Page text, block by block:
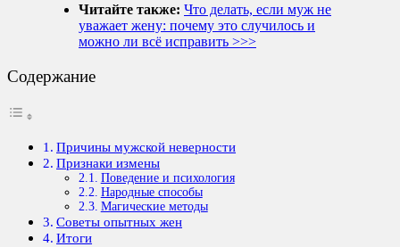
Читайте также: Что делать, если муж не
уважает жену: почему это случилось и
можно ли всё исправить >>>
Содержание
Причины мужской неверности
Признаки измены
Поведение и психология
Народные способы
Магические методы
Советы опытных жен
Итоги